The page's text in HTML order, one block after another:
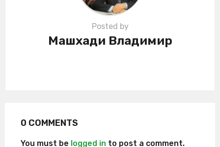
Posted by
Машхади Владимир
0 COMMENTS
You must be logged in to post a comment.